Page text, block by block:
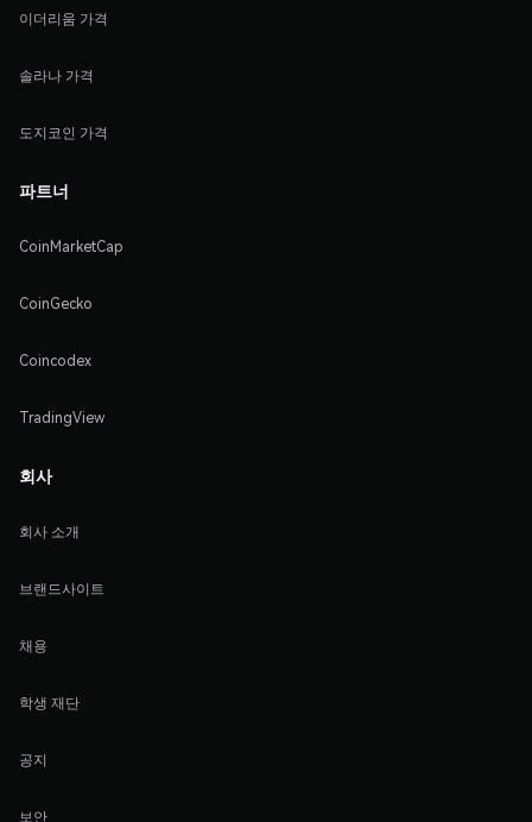
이더리움 가격
솔라나 가격
도지코인 가격
파트너
CoinMarketCap
CoinGecko
Coincodex
TradingView
회사
회사 소개
브랜드사이트
채용
학생 재단
공지
보안